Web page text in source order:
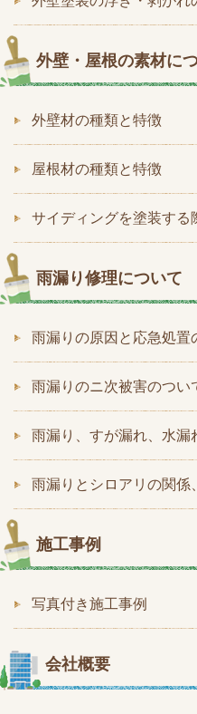
外壁・屋根の素材に
外壁材の種類と特徴
屋根材の種類と特徴
サイディングを塗装する
雨漏り修理について
雨漏りの原因と応急処置
雨漏りのニ次被害のつい
雨漏り、すが漏れ、水漏
雨漏りとシロアリの関係
施工事例
写真付き施工事例
会社概要